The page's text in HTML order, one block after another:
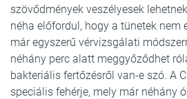
szövődmények veszélyesek
néha előfordul, hogy a tünetek nem
már egyszerű vérvizsgálati
néhány perc alatt meggyőződhet
bakteriális fertőzésről van-e szó. A
speciális fehérje, mely már néhány